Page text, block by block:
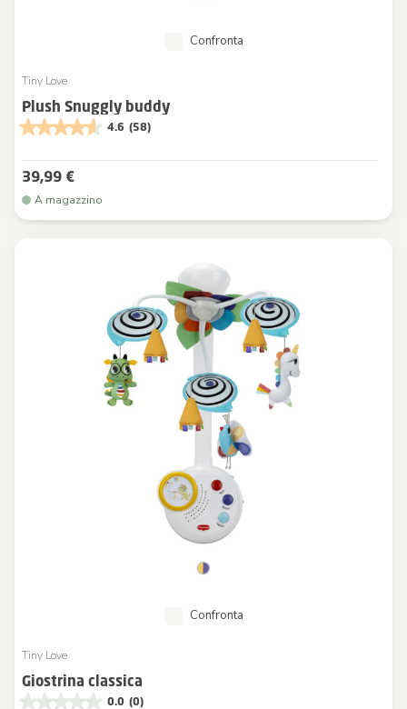
Confronta
Tiny Love
Plush Snuggly buddy
4.6 (58)
39,99 €
A magazzino
Confronta
Tiny Love
Giostrina classica
0.0 (0)